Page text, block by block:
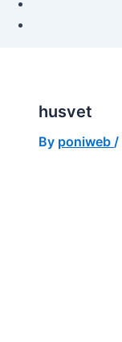
husvet
By poniweb /